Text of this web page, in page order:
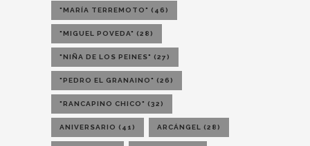
"MARÍA TERREMOTO" (46)
"MIGUEL POVEDA" (28)
"NIÑA DE LOS PEINES" (27)
"PEDRO EL GRANAINO" (26)
"RANCAPINO CHICO" (32)
ANIVERSARIO (41) ARCÁNGEL (28)